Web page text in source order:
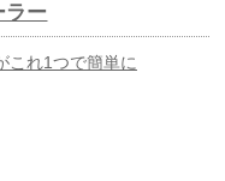
ラー
これ1つで簡単に